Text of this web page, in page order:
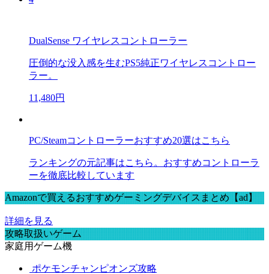
DualSense ワイヤレスコントローラー
圧倒的な没入感を生むPS5純正ワイヤレスコントロー
ラー。
11,480円
PC/Steamコントローラーおすすめ20選はこちら
ランキングの元記事はこちら。おすすめコントローラ
ーを徹底比較しています
Amazonで買えるおすすめゲーミングデバイスまとめ【ad】
詳細を見る
攻略取扱いゲーム
家庭用ゲーム機
ポケモンチャンピオンズ攻略